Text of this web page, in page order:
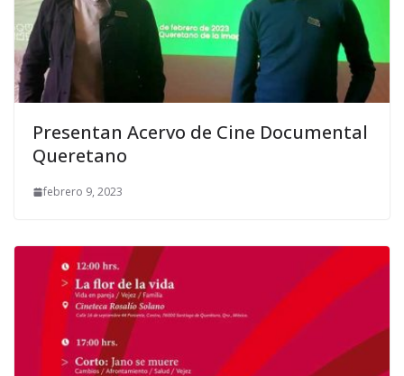
Presentan Acervo de Cine Documental
Queretano
febrero 9, 2023